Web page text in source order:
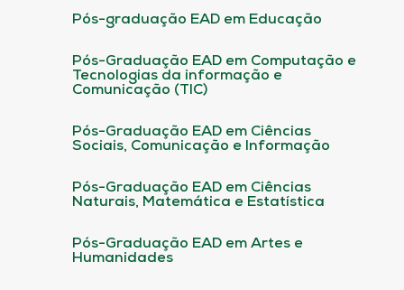
Pós-graduação EAD em Educação
Pós-Graduação EAD em Computação e
Tecnologias da informação e
Comunicação (TIC)
Pós-Graduação EAD em Ciências
Sociais, Comunicação e Informação
Pós-Graduação EAD em Ciências
Naturais, Matemática e Estatística
Pós-Graduação EAD em Artes e
Humanidades